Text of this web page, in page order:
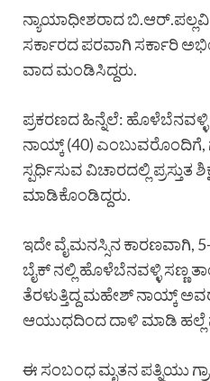
ನ್ಯಾಯಾಧೀಶರಾದ ಬಿ.ಆರ್.ಪಲ್ಲವಿ
ಸರ್ಕಾರದ ಪರವಾಗಿ ಸರ್ಕಾರಿ
ವಾದ ಮಂಡಿಸಿದ್ದರು.
ಪ್ರಕರಣದ ಹಿನ್ನೆಲೆ:
ನಾಯ್ಕ್ (40) ಎಂಬುವರೊಂದಿಗೆ,
ಸ್ಪರ್ಧಿಸುವ ವಿಚಾರದಲ್ಲಿ ಪ್ರಸ್ತುತ
ಮಾಡಿಕೊಂಡಿದ್ದರು.
ಇದೇ ವೈಮನಸ್ಸಿನ ಕಾರಣವಾಗಿ,
ಬೈಕ್ ನಲ್ಲಿ ಹೊಳೆಬೆನವಳ್ಳಿ ಸಣ್ಣ
ತೆರಳುತ್ತಿದ್ದ ಮಹೇಶ್ ನಾಯ್ಕ್
ಆಯುಧದಿಂದ ದಾಳಿ ಮಾಡಿ ಹಲ್ಲೆ
ಈ ಸಂಬಂಧ ಮೃತನ ಪತ್ನಿಯು